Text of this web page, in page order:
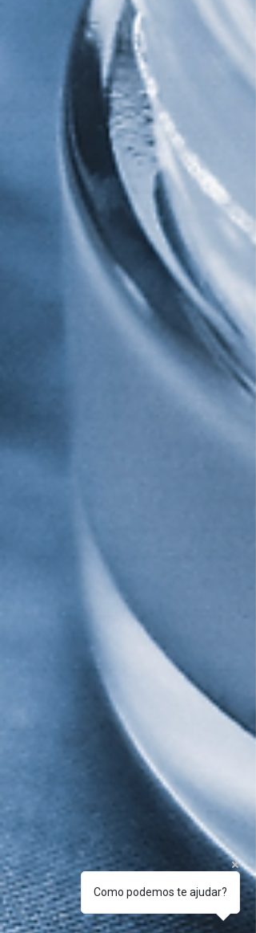
Como podemos te ajudar?